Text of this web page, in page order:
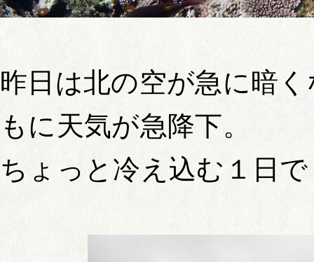
昨日は北の空が急に暗
もに天気が急降下。
ちょっと冷え込む１日